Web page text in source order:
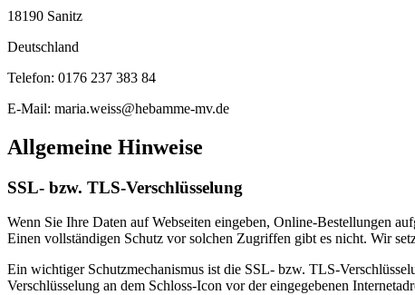
18190 Sanitz
Deutschland
Telefon: 0176 237 383 84
E-Mail: maria.weiss@hebamme-mv.de
Allgemeine Hinweise
SSL- bzw. TLS-Verschlüsselung
Wenn Sie Ihre Daten auf Webseiten eingeben, Online-Bestellungen
Einen vollständigen Schutz vor solchen Zugriffen gibt es nicht. Wir
Ein wichtiger Schutzmechanismus ist die SSL- bzw. TLS-
Verschlüsselung an dem Schloss-Icon vor der eingegebenen